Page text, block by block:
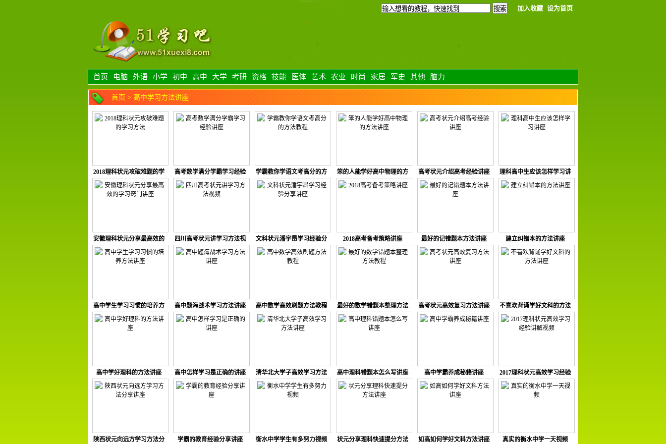
加入收藏 设为首页
首页 电脑 外语 小学 初中 高中 大学 考研 资格 技能 医体 艺术 农业 时尚 家居 军史 其他 脑力
首页 > 高中学习方法讲座
2018理科状元攻破难题的学
习方法
高考数学满分学霸学习经验
讲座
学霸教你学语文考高分的方
法教程
笨的人能学好高中物理的方
法讲座
高考状元介绍高考经验讲座
理科高中生应该怎样学习讲
座
安徽理科状元分享最高效的
学习窍门讲座
四川高考状元讲学习方法视
频
文科状元潘宇昂学习经验分
享讲座
2018高考备考策略讲座 最好的记错题本方法讲座 建立纠错本的方法讲座
高中学生学习习惯的培养方
法讲座
高中题海战术学习方法讲座 高中数学高效刷题方法教程
最好的数学错题本整理方法
教程
高考状元高效复习方法讲座
不喜欢背诵学好文科的方法
讲座
高中学好理科的方法讲座 高中怎样学习是正确的讲座
清华北大学子高效学习方法
讲座
高中理科错题本怎么写讲座 高中学霸养成秘籍讲座
2017理科状元高效学习经验
讲解视频
陕西状元向远方学习方法分 学霸的教育经验分享讲座 衡水中学学生有多努力视频 状元分享理科快速提分方法 如高如何学好文科方法讲座 真实的衡水中学一天视频